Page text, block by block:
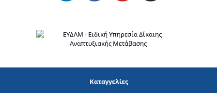
Καταγγελίες